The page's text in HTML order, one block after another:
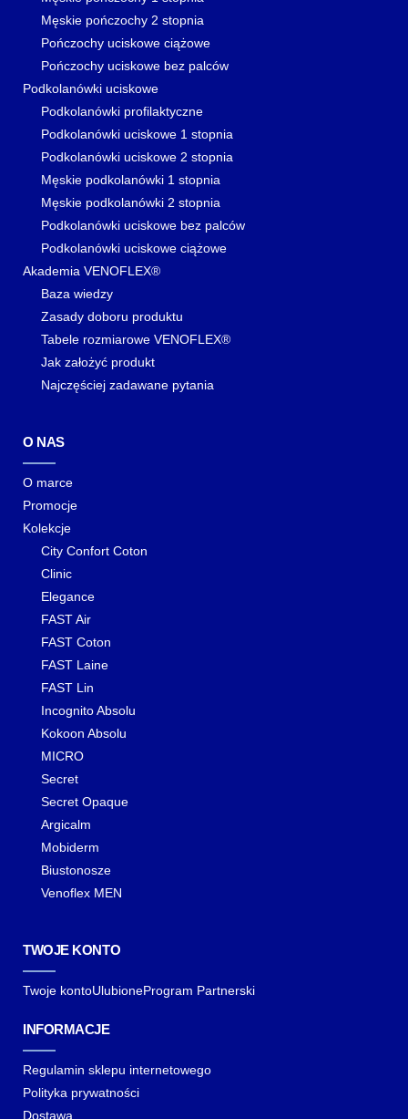
Męskie pończochy 2 stopnia
Pończochy uciskowe ciążowe
Pończochy uciskowe bez palców
Podkolanówki uciskowe
Podkolanówki profilaktyczne
Podkolanówki uciskowe 1 stopnia
Podkolanówki uciskowe 2 stopnia
Męskie podkolanówki 1 stopnia
Męskie podkolanówki 2 stopnia
Podkolanówki uciskowe bez palców
Podkolanówki uciskowe ciążowe
Akademia VENOFLEX®
Baza wiedzy
Zasady doboru produktu
Tabele rozmiarowe VENOFLEX®
Jak założyć produkt
Najczęściej zadawane pytania
O NAS
O marce
Promocje
Kolekcje
City Confort Coton
Clinic
Elegance
FAST Air
FAST Coton
FAST Laine
FAST Lin
Incognito Absolu
Kokoon Absolu
MICRO
Secret
Secret Opaque
Argicalm
Mobiderm
Biustonosze
Venoflex MEN
TWOJE KONTO
Twoje kontoUlubioneProgram Partnerski
INFORMACJE
Regulamin sklepu internetowego
Polityka prywatności
Dostawa